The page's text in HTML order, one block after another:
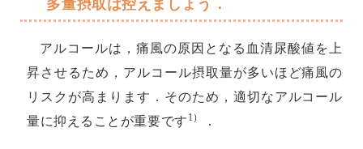
多量摂取は控えましょう．
アルコールは，痛風の原因となる血清尿酸値を上
昇させるため，アルコール摂取量が多いほど痛風の
リスクが高まります．そのため，適切なアルコール
量に抑えることが重要です 1） ．